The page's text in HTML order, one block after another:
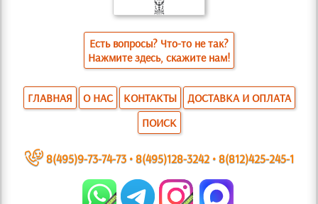
Есть вопросы? Что-то не так?
Нажмите здесь, скажите нам!
ГЛАВНАЯ О НАС КОНТАКТЫ
ДОСТАВКА И ОПЛАТА
ПОИСК
~ 8(495)9-73-74-73•8(495)128-3242•8(812)425-245-1